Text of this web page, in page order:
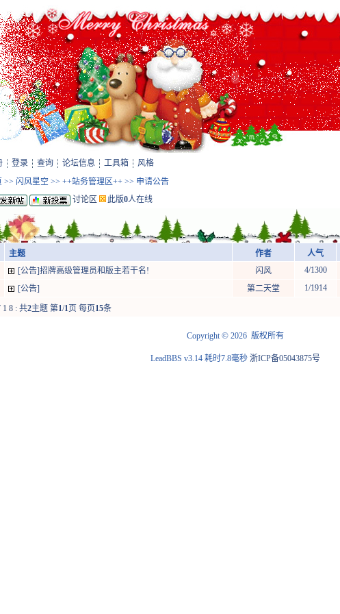
登录 查询 论坛信息 工具箱
风格
>> 闪风星空 >> ++站务管理区++ >> 申请公告
讨论区
此版0人在线
主题 作者 人气
[公告]招牌高级管理员和版主若干名!
闪风 4/1300
[公告]
第二天堂 1/1914
1 8 : 共2主题 第1/1页 每页15条
Copyright© 2026 版权所有
LeadBBS v3.14 耗时7.8毫秒 浙ICP备05043875号